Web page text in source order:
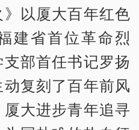
以厦大百年红色
建省首位革命烈
部首任书记罗扬
复刻了百年前风
大进步青年追寻